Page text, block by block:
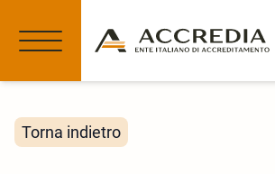
Torna indietro